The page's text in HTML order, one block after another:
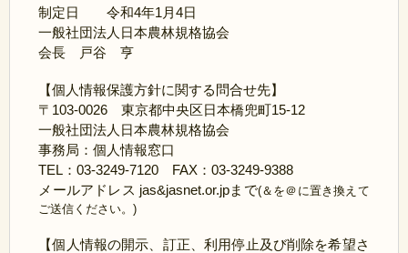
制定日 令和4年1月4日
一般社団法人日本農林規格協会
会長 戸谷 亨
【個人情報保護方針に関する問合せ先】
〒103-0026 東京都中央区日本橋兜町15-12
一般社団法人日本農林規格協会
事務局：個人情報窓口
TEL：03-3249-7120 FAX：03-3249-9388
メールアドレス jas&jasnet.or.jpまで(＆を＠に置き換えて
ご送信ください。)
【個人情報の開示、訂正、利用停止及び削除を希望さ